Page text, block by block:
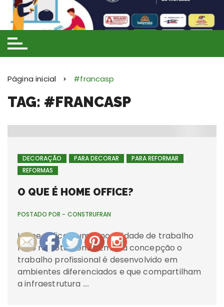
para
o
conteúdo
Página inicial #francasp
TAG: #FRANCASP
DECORAÇÃO PARA DECORAR
PARA REFORMAR
REFORMAS
O QUE É HOME OFFICE?
POSTADO POR - CONSTRUFRAN
Home Office é uma modalidade de trabalho
feito remotamente. Em sua concepção o
trabalho profissional é desenvolvido em
ambientes diferenciados e que compartilham
a infraestrutura ….